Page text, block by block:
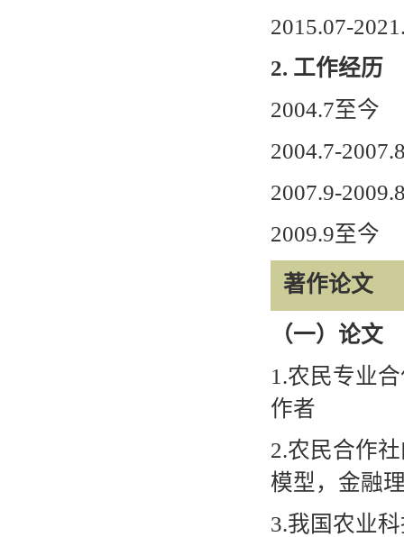
2015.07-
2. 工作经历
2004.7至今
2004.7-
2007.9-
2009.9至今
著作论文
（一）论文
1.农民专业
作者
2.农民合作
模型，金融
3.我国农业